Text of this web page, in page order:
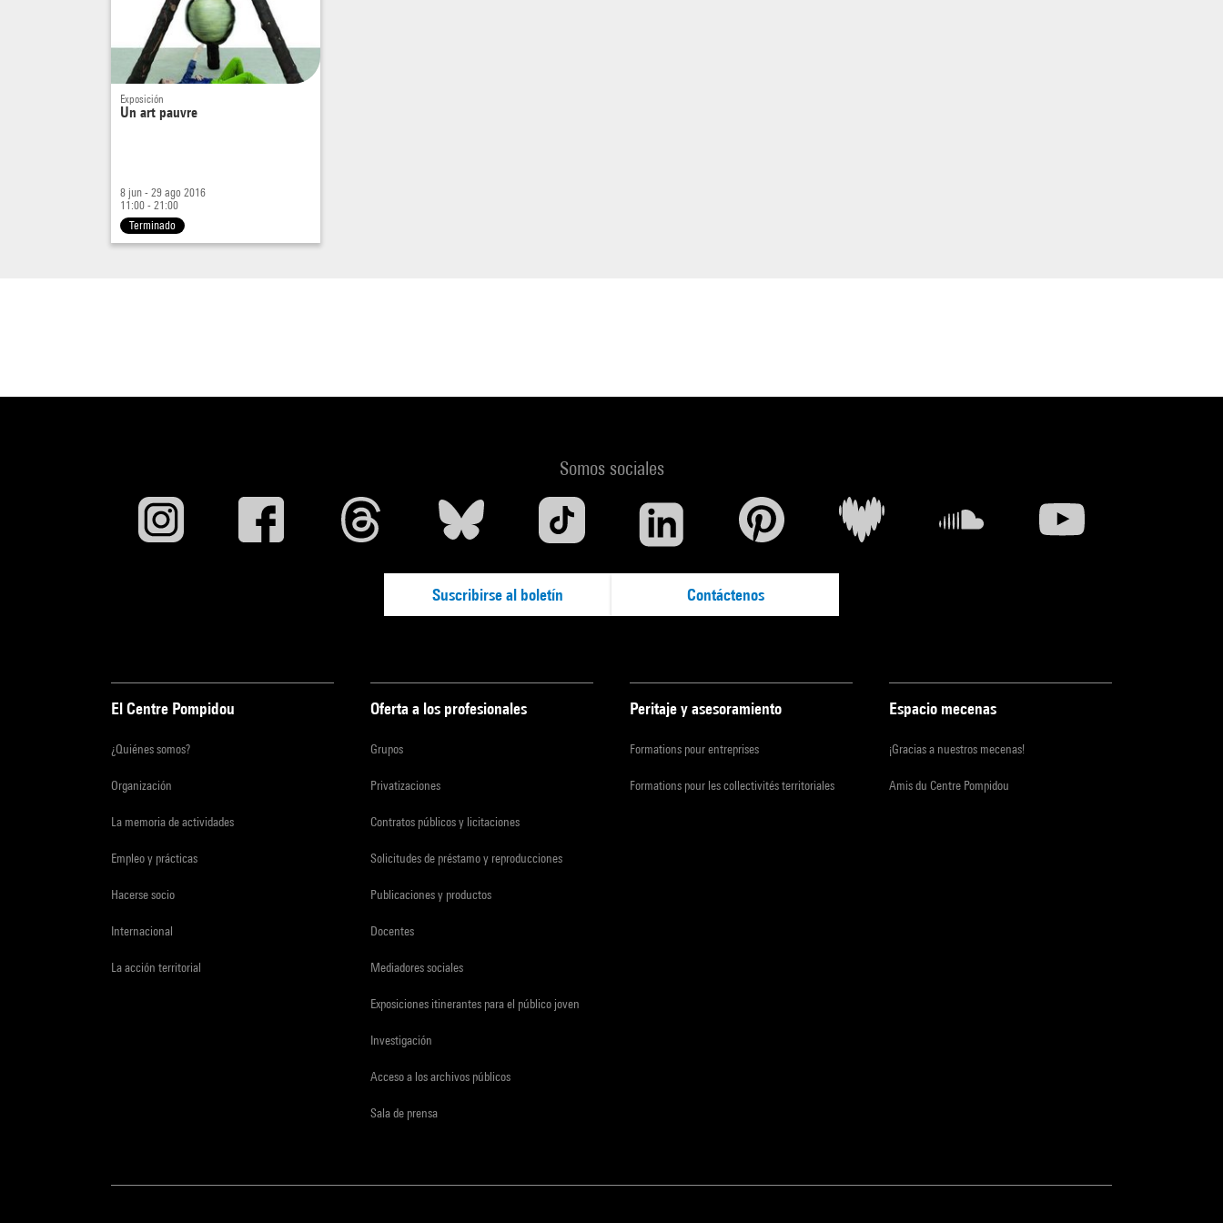
Exposición
Un art pauvre
8 jun - 29 ago 2016
11:00 - 21:00
Terminado
Somos sociales
Suscribirse al boletín Contáctenos
El Centre Pompidou
¿Quiénes somos?
Organización
La memoria de actividades
Empleo y prácticas
Hacerse socio
Internacional
La acción territorial
Oferta a los profesionales
Grupos
Privatizaciones
Contratos públicos y licitaciones
Solicitudes de préstamo y reproducciones
Publicaciones y productos
Docentes
Mediadores sociales
Exposiciones itinerantes para el público joven
Investigación
Acceso a los archivos públicos
Sala de prensa
Peritaje y asesoramiento
Formations pour entreprises
Formations pour les collectivités territoriales
Espacio mecenas
¡Gracias a nuestros mecenas!
Amis du Centre Pompidou